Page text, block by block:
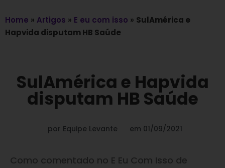
Home » Artigos » E eu com isso » SulAmérica e
Hapvida disputam HB Saúde
SulAmérica e Hapvida
disputam HB Saúde
por Equipe Levante em 01/09/2021
Como comentado no E Eu Com Isso de